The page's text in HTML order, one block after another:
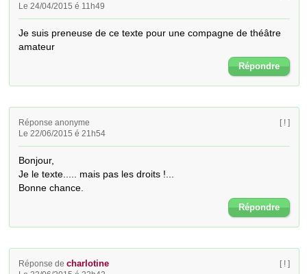
Le 24/04/2015 é 11h49
Je suis preneuse de ce texte pour une compagne de théâtre
amateur
Répondre
Réponse anonyme
Le 22/06/2015 é 21h54
[ ! ]
Bonjour,
Je le texte..... mais pas les droits !...
Bonne chance.
Répondre
Réponse decharlotine [ ! ]